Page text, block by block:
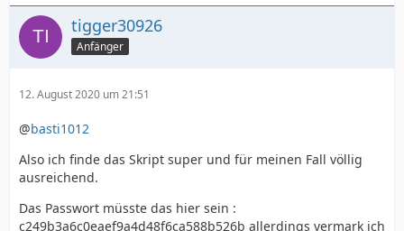
tigger30926
Anfänger
12. August 2020 um 21:51
@basti1012
Also ich finde das Skript super und für meinen Fall völlig
ausreichend.
Das Passwort müsste das hier sein :
c249b3a6c0eaef9a4d48f6ca588b526b allerdings vermark ich